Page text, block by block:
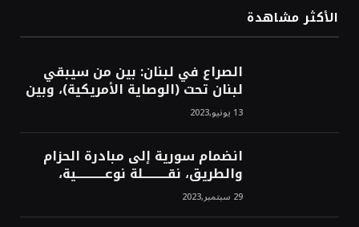
الأكثر مشاهدة
الصراع في لبنان: بين من سيبقي
لبنان تحت (الوصاية الأمريكية)، وبين
من سيخرج لبنان من النفق الغربي!
محمد محسن13 يونيو,2023
انضمام سورية إلى مبادرة الحزام
والطريق، نقــــــــــلة نوعــــــــــــية،
استراتيجية، تاريخية، نهائية، نحو
الشرق!محمد محسن29 سبتمبر,2023